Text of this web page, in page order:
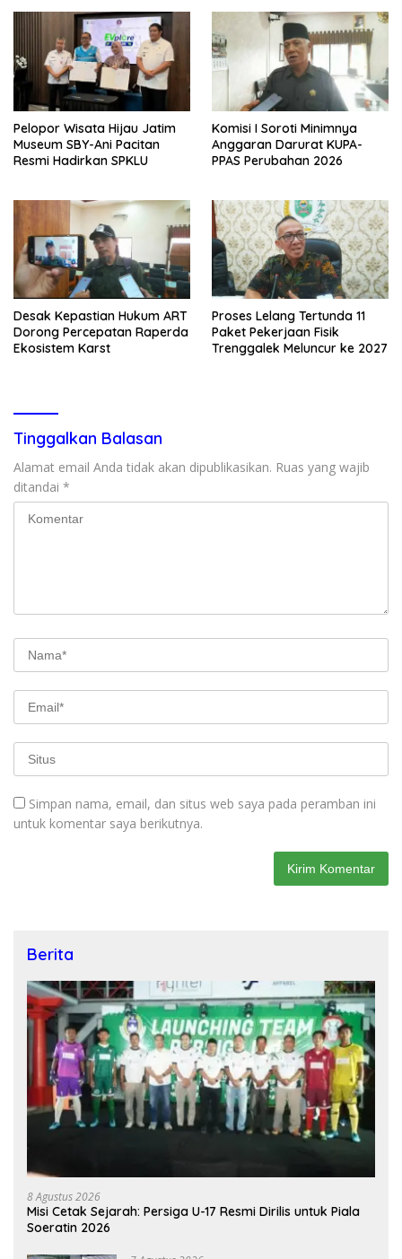
Pelopor Wisata Hijau Jatim
Museum SBY-Ani Pacitan
Resmi Hadirkan SPKLU
Komisi I Soroti Minimnya
Anggaran Darurat KUPA-
PPAS Perubahan 2026
Desak Kepastian Hukum ART
Dorong Percepatan Raperda
Ekosistem Karst
Proses Lelang Tertunda 11
Paket Pekerjaan Fisik
Trenggalek Meluncur ke 2027
Tinggalkan Balasan
Alamat email Anda tidak akan dipublikasikan. Ruas yang wajib
ditandai *
Simpan nama, email, dan situs web saya pada peramban ini
untuk komentar saya berikutnya.
Berita
8 Agustus 2026
Misi Cetak Sejarah: Persiga U-17 Resmi Dirilis untuk Piala
Soeratin 2026